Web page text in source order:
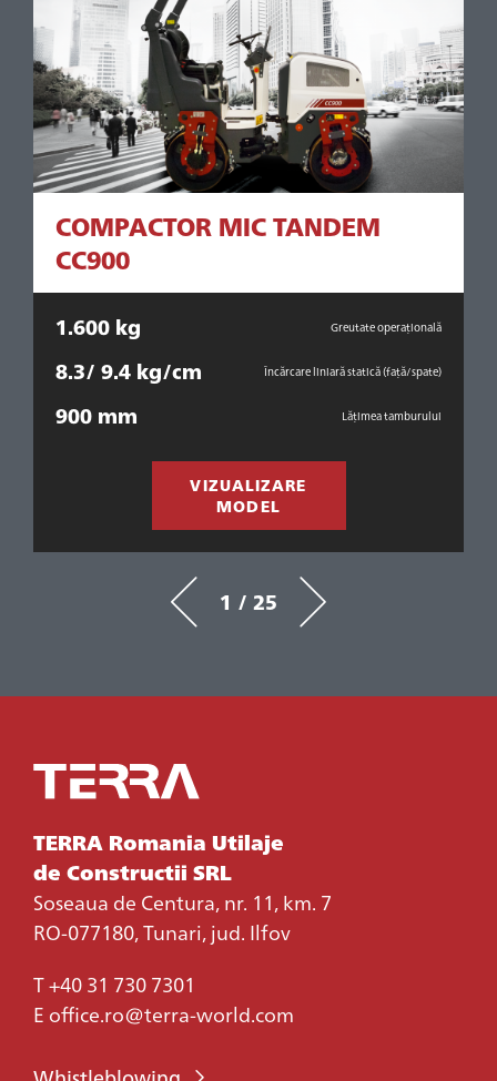
COMPACTOR MIC TANDEM
CC900
1.600 kg Greutate operațională
8.3/ 9.4 kg/cm Încărcare liniară statică (față/spate)
900 mm Lățimea tamburului
VIZUALIZARE
MODEL
1 / 25
TERRA Romania Utilaje
de Constructii SRL
Soseaua de Centura, nr. 11, km. 7
RO-077180, Tunari, jud. Ilfov
T+40 31 730 7301
E office.ro@terra-world.com